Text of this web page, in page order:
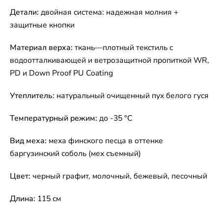
Детали: двойная система: надежная молния +
защитные кнопки
Материал верха: ткань—плотный текстиль с
водоотталкивающей и ветрозащитной пропиткой WR,
PD и Down Proof PU Coating
Утеплитель: натуральный очищенный пух белого гуся
Температурный режим: до -35 °C
Вид меха: меха финского песца в оттенке
баргузинский соболь (мех съемный)
Цвет: черный графит, молочный, бежевый, песочный
Длина: 115 см